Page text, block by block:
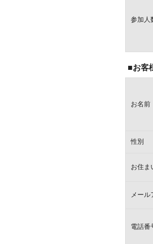
参加人
■お客
お名前
性別
お住ま
メール
電話番